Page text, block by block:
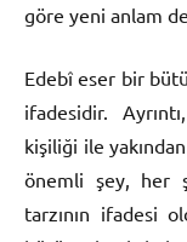
göre yeni anlam
Edebî eser bir
ifadesidir.
kişiliği ile
önemli şey, her
tarzının ifadesi